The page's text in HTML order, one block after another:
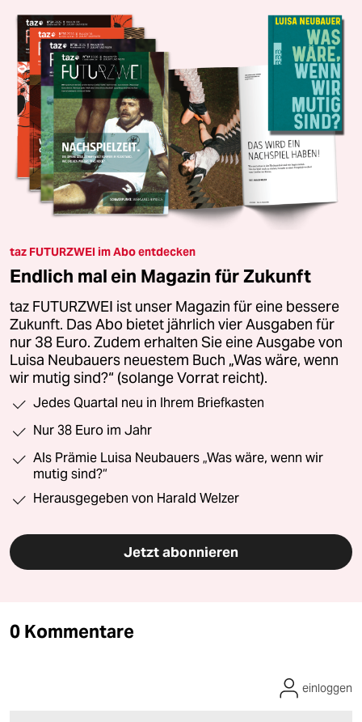
taz FUTURZWEI im Abo entdecken
Endlich mal ein Magazin für Zukunft
taz FUTURZWEI ist unser Magazin für eine bessere
Zukunft. Das Abo bietet jährlich vier Ausgaben für
nur 38 Euro. Zudem erhalten Sie eine Ausgabe von
Luisa Neubauers neuestem Buch „Was wäre, wenn
wir mutig sind?“ (solange Vorrat reicht).
Jedes Quartal neu in Ihrem Briefkasten
Nur 38 Euro im Jahr
Als Prämie Luisa Neubauers „Was wäre, wenn wir
mutig sind?“
Herausgegeben von Harald Welzer
Jetzt abonnieren
0 Kommentare
einloggen